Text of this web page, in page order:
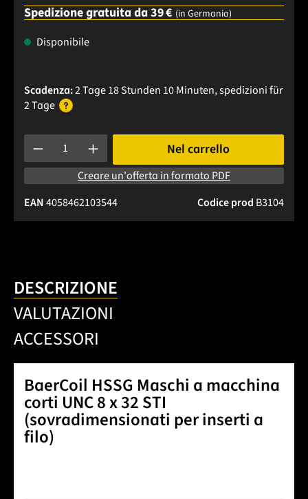
Spedizione gratuita da 39 € (in Germania)
Disponibile
Scadenza:2 Tage 18 Stunden 10 Minuten, spedizionifür
2 Tage
Quantità del prodotto: inserisci la quantità desiderata o
Nel carrello
Creare un'offerta in formato PDF
Codice prod B3104
EAN4058462103544
DESCRIZIONE
VALUTAZIONI
ACCESSORI
BaerCoil HSSG Maschi a macchina
corti UNC 8 x 32 STI
(sovradimensionati per inserti a
filo)